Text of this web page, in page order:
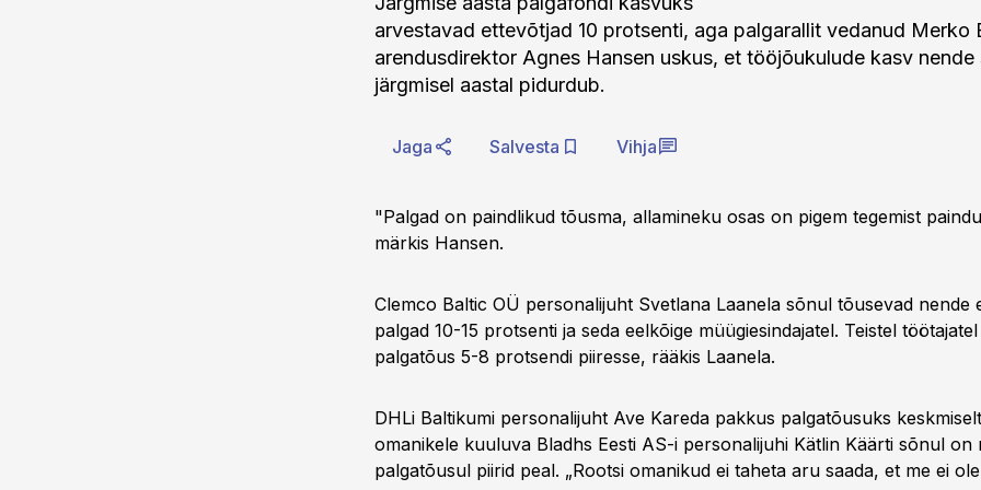
arvestavad ettevõtjad 10 protsenti, aga palgarallit vedanud Merko
arendusdirektor Agnes Hansen uskus, et tööjõukulude kasv nende
järgmisel aastal pidurdub.
Jaga Salvesta Vihja
"Palgad on paindlikud tõusma, allamineku osas on pigem tegemist
märkis Hansen.
Clemco Baltic OÜ personalijuht Svetlana Laanela sõnul tõusevad nende
palgad 10-15 protsenti ja seda eelkõige müügiesindajatel. Teistel
palgatõus 5-8 protsendi piiresse, rääkis Laanela.
DHLi Baltikumi personalijuht Ave Kareda pakkus palgatõusuks
omanikele kuuluva Bladhs Eesti AS-i personalijuhi Kätlin Käärti sõnul on
palgatõusul piirid peal. „Rootsi omanikud ei taheta aru saada, et me ei